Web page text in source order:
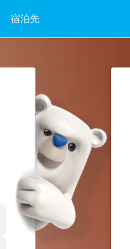
宿泊先